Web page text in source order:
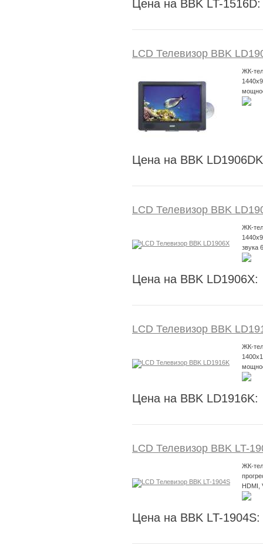
Цена на BBK LT-1516D:
LCD Телевизор BBK
ЖК-
Цена на BBK
LCD Телевизор BBK
ЖК-
звука
Цена на BBK LD1906X:
LCD Телевизор BBK
ЖК-
Цена на BBK LD1916K:
LCD Телевизор BBK LT-
ЖК-
HDMI,
Цена на BBK LT-1904S: